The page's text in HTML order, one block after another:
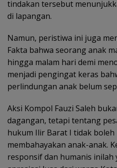
tindakan tersebut
di lapangan.
Namun, peristiwa ini juga
Fakta bahwa seorang anak
hingga malam hari demi
menjadi pengingat keras
perlindungan anak belum
Aksi Kompol Fauzi Saleh
dagangan, tetapi tentang
hukum Ilir Barat I tidak
membahayakan anak-anak.
responsif dan humanis inilah